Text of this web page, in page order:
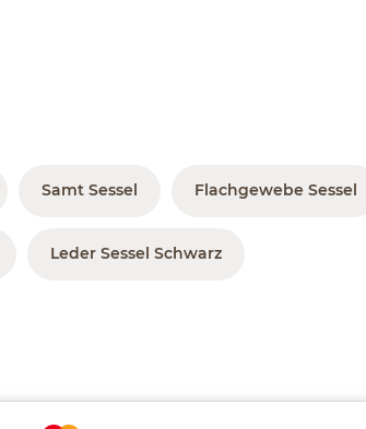
Samt Sessel Flachgewebe Sessel
Leder Sessel Schwarz